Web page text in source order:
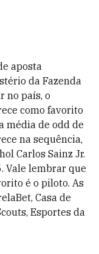
aposta
da Fazenda
no país, o
como favorito
média de odd de
na sequência,
Carlos Sainz Jr.
Vale lembrar que
é o piloto. As
Casa de
Esportes da